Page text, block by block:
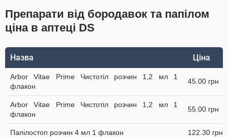
Препарати від бородавок та папілом
ціна в аптеці DS
Назва Ціна
Arbor Vitae Prime Чистотіл розчин 1,2 мл 1
флакон
45.00 грн
Arbor Vitae Prime Чистотіл розчин 1,2 мл 1
флакон
55.00 грн
Папілостоп розчин 4 мл 1 флакон 122.30 грн